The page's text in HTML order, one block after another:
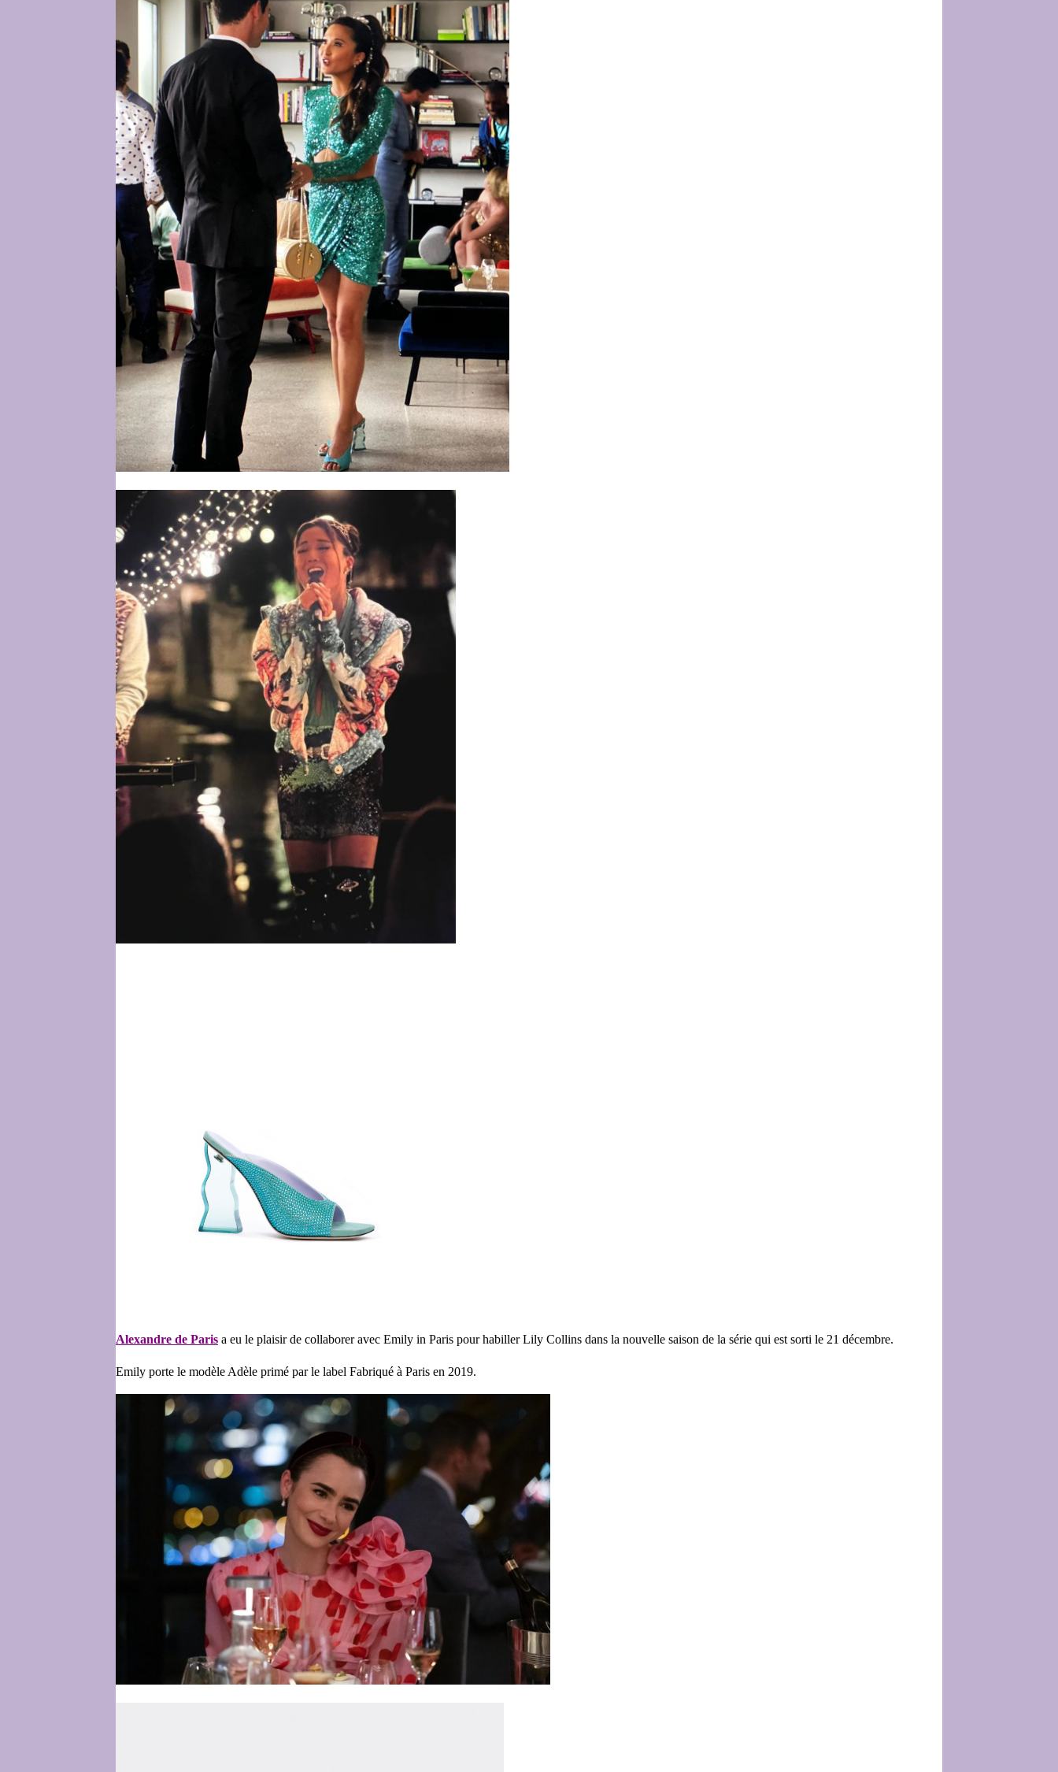
Alexandre de Paris a eu le plaisir de collaborer avec Emily in Paris pour habiller Lily Collins dans la nouvelle saison de la série qui est sorti le 21 décembre.
Emily porte le modèle Adèle primé par le label Fabriqué à Paris en 2019.